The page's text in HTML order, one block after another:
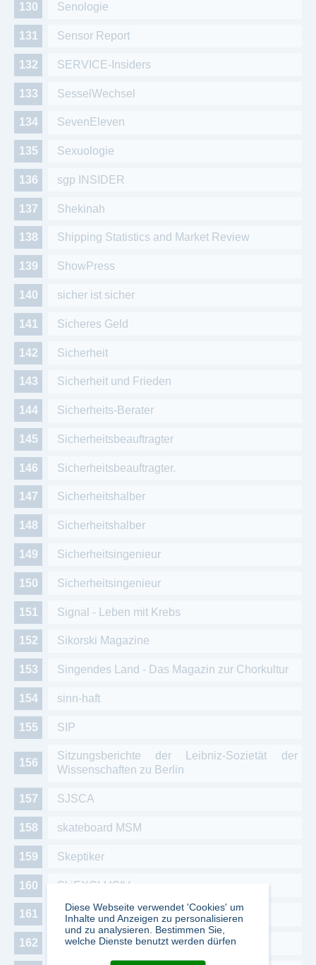
Senologie
Sensor Report
SERVICE-Insiders
SesselWechsel
SevenEleven
Sexuologie
sgp INSIDER
Shekinah
Shipping Statistics and Market Review
ShowPress
sicher ist sicher
Sicheres Geld
Sicherheit
Sicherheit und Frieden
Sicherheits-Berater
Sicherheitsbeauftragter
Sicherheitsbeauftragter.
Sicherheitshalber
Sicherheitshalber
Sicherheitsingenieur
Sicherheitsingenieur
Signal - Leben mit Krebs
Sikorski Magazine
Singendes Land - Das Magazin zur Chorkultur
sinn-haft
SIP
Sitzungsberichte der Leibniz-Sozietät der
Wissenschaften zu Berlin
SJSCA
skateboard MSM
Skeptiker
SkiEXCLUSIV
Skiing - the next level
SkiMAGAZIN
Diese Webseite verwendet 'Cookies' um
Inhalte und Anzeigen zu personalisieren
und zu analysieren. Bestimmen Sie,
welche Dienste benutzt werden dürfen